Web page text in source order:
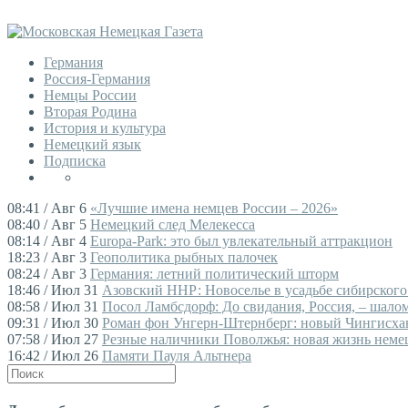
Германия
Россия-Германия
Немцы России
Вторая Родина
История и культура
Немецкий язык
Подписка
08:41 / Авг 6 «Лучшие имена немцев России – 2026»
08:40 / Авг 5 Немецкий след Мелекесса
08:14 / Авг 4 Europa-Park: это был увлекательный аттракцион
18:23 / Авг 3 Геополитика рыбных палочек
08:24 / Авг 3 Германия: летний политический шторм
18:46 / Июл 31 Азовский ННР: Новоселье в усадьбе
08:58 / Июл 31 Посол Ламбсдорф: До свидания, Россия, –
09:31 / Июл 30 Роман фон Унгерн-Штернберг: новый
07:58 / Июл 27 Резные наличники Поволжья: новая жизнь
16:42 / Июл 26 Памяти Пауля Альтнера